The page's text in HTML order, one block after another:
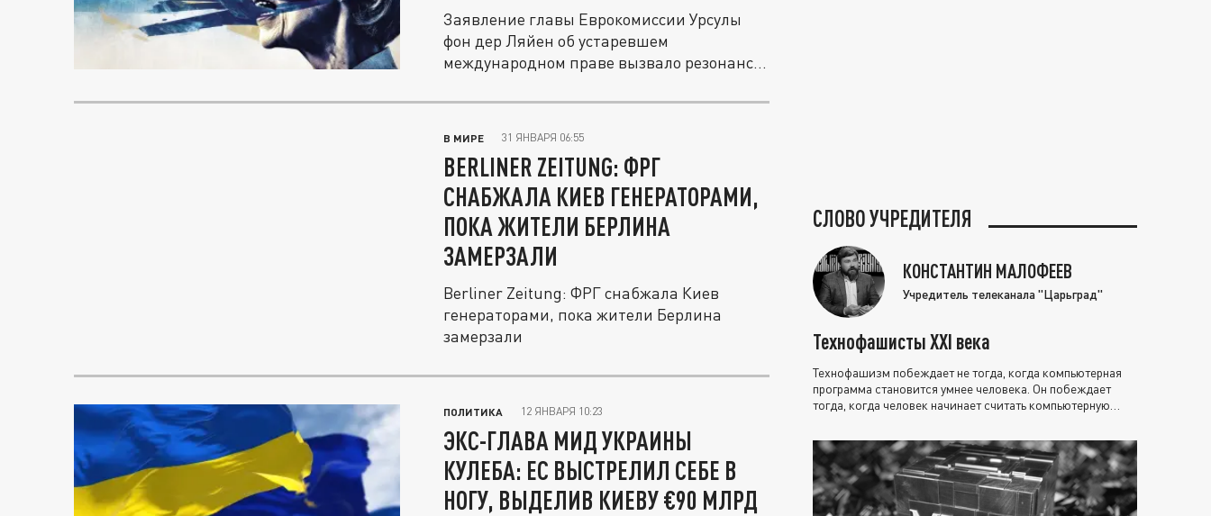
Заявление главы Еврокомиссии Урсулы
фон дер Ляйен об устаревшем
международном праве вызвало резонанс
В МИРЕ 31 ЯНВАРЯ 06:55
BERLINER ZEITUNG: ФРГ
СНАБЖАЛА КИЕВ ГЕНЕРАТОРАМИ,
ПОКА ЖИТЕЛИ БЕРЛИНА
ЗАМЕРЗАЛИ
Berliner Zeitung: ФРГ снабжала Киев
генераторами, пока жители Берлина
замерзали
ПОЛИТИКА 12 ЯНВАРЯ 10:23
ЭКС-ГЛАВА МИД УКРАИНЫ
КУЛЕБА: ЕС ВЫСТРЕЛИЛ СЕБЕ В
НОГУ, ВЫДЕЛИВ КИЕВУ €90 МЛРД
СЛОВО УЧРЕДИТЕЛЯ
КОНСТАНТИН МАЛОФЕЕВ
Учредитель телеканала "Царьград"
Технофашисты XXI века
Технофашизм побеждает не тогда, когда компьютерная
программа становится умнее человека. Он побеждает
тогда, когда человек начинает считать компьютерную